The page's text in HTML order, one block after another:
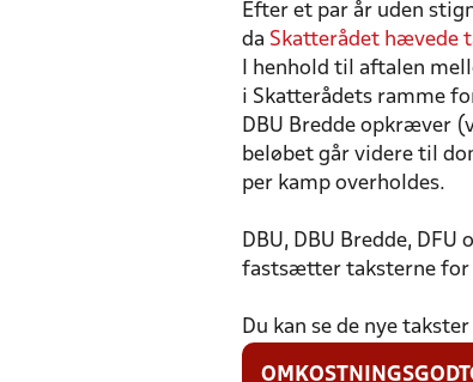
Efter et par år uden
da Skatterådet hævede
I henhold til aftalen
i Skatterådets ramme
DBU Bredde opkræver
beløbet går videre til
per kamp overholdes.
DBU, DBU Bredde,
fastsætter taksterne
Du kan se de nye